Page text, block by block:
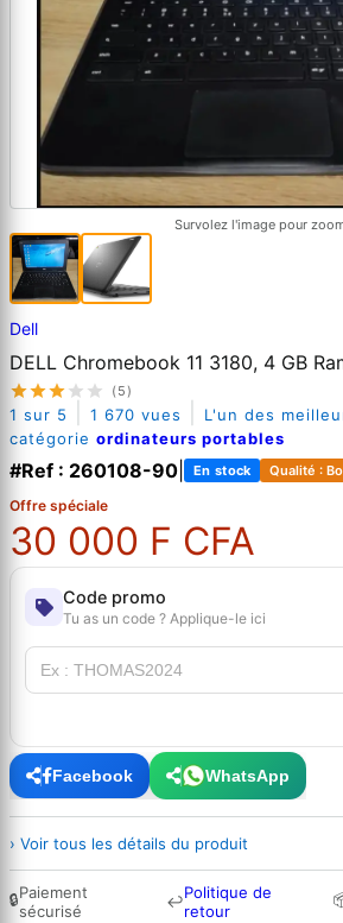
Survolez l'image pour
Dell
DELL Chromebook 11 3180, 4 GB
(5)
1 sur 5 1 670 vues
L'un des
catégorie ordinateurs portables
#Ref : 260108-90 En stock Qualité :
Offre spéciale
30 000 F CFA
Code promo
Tu as un code ? Applique-le ici
Facebook WhatsApp
› Voir tous les détails du produit
🔒Paiement
sécurisé
↩Politique de
retour